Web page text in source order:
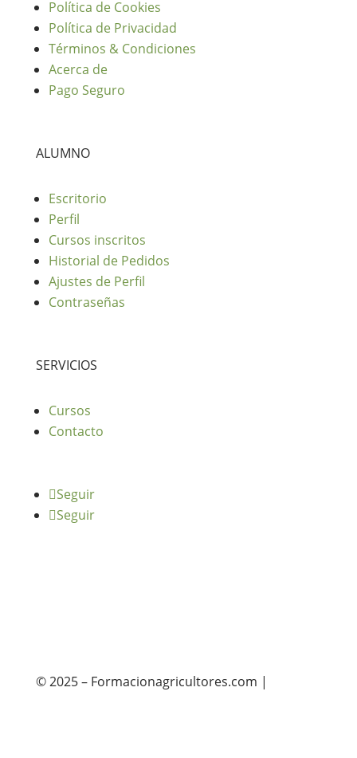
Política de Cookies
Política de Privacidad
Términos & Condiciones
Acerca de
Pago Seguro
ALUMNO
Escritorio
Perfil
Cursos inscritos
Historial de Pedidos
Ajustes de Perfil
Contraseñas
SERVICIOS
Cursos
Contacto
Seguir
Seguir
© 2025 – Formacionagricultores.com |